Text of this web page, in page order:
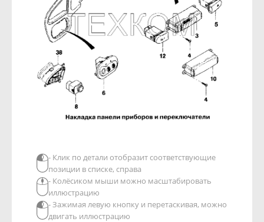
- Клик по детали отобразит соответствующие
позиции в списке, справа
- Колёсиком мыши можно масштабировать
иллюстрацию
- Зажимая левую кнопку и перетаскивая, можно
двигать иллюстрацию